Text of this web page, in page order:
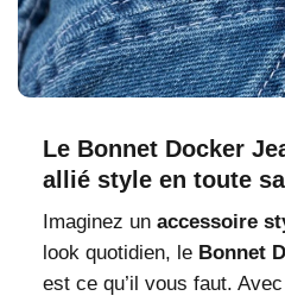
Le Bonnet Docker
allié style en toute
Imaginez un accessoire
look quotidien, le Bonnet
est ce qu’il vous faut.